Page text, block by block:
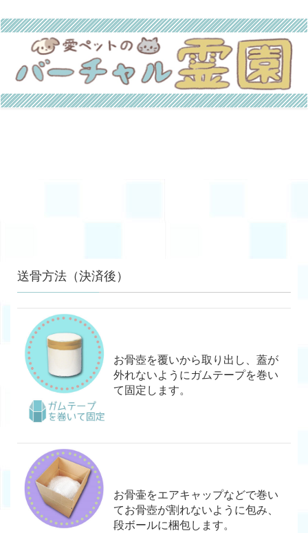
送骨方法（決済後）
お骨壺を覆いから取り出し、蓋が
外れないようにガムテープを巻い
て固定します。
お骨壷をエアキャップなどで巻い
てお骨壺が割れないように包み、
段ボールに梱包します。